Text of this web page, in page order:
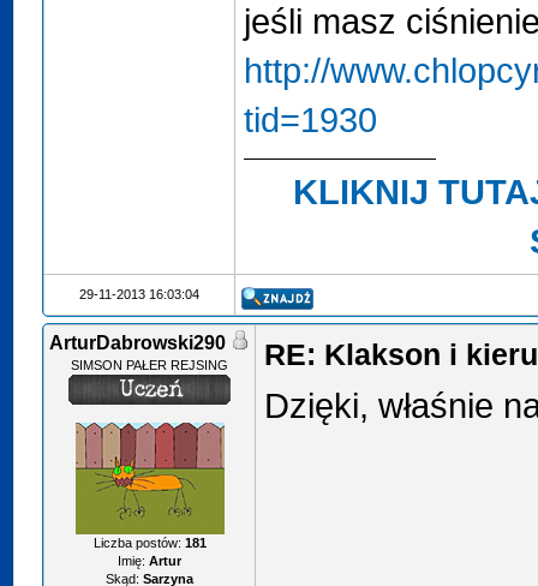
jeśli masz
http://
tid=1930
KLIKNIJ
29-11-2013 16:03:04
ArturDabrowski290
SIMSON PAŁER REJSING
Liczba postów: 181
Imię: Artur
Skąd: Sarzyna
RE: Klakson i
Dzięki, właśnie